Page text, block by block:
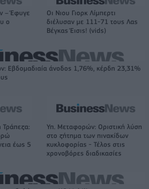
– Έφυγε
ο
Οι Νιου Γιορκ Λίμπερτι
διέλυσαν με 111-71 τους Λας
Βέγκας Έισις! (vids)
Εβδομαδιαία άνοδος 1,76%, κέρδη 23,31%
Τράπεζα:
έως 5
Υπ. Μεταφορών: Οριστική λύση
στο ζήτημα των πινακίδων
κυκλοφορίας - Τέλος στις
χρονοβόρες διαδικασίες